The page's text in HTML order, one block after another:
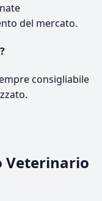
del mercato.
consigliabile
Veterinario